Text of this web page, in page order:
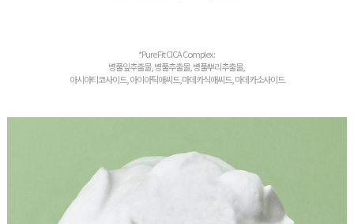
*Pure Fit CICA Complex :
병풀잎추출물, 병풀추출물, 병풀뿌리추출물,
아시아티코사이드, 아이아틱애씨드,마데카식애씨드, 마데카소사이드